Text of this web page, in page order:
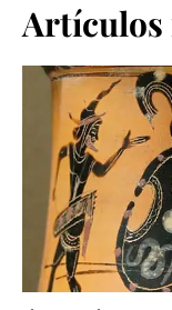
Artículos